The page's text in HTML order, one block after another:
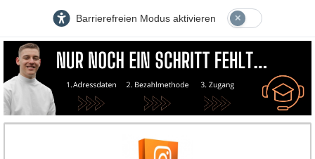
Barrierefreien Modus aktivieren